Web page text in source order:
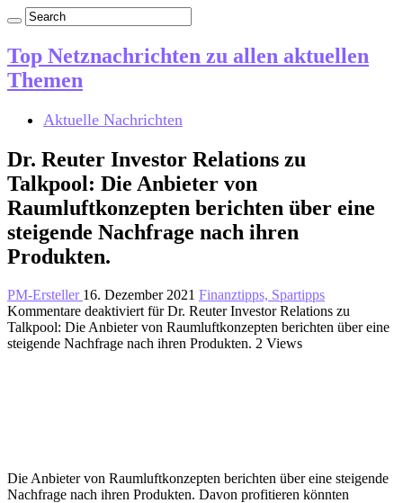
Top Netznachrichten zu allen aktuellen
Themen
Aktuelle Nachrichten
Dr. Reuter Investor Relations zu
Talkpool: Die Anbieter von
Raumluftkonzepten berichten über eine
steigende Nachfrage nach ihren
Produkten.
PM-Ersteller 16. Dezember 2021 Finanztipps, Spartipps
Kommentare deaktiviert für Dr. Reuter Investor Relations zu
Talkpool: Die Anbieter von Raumluftkonzepten berichten über eine
steigende Nachfrage nach ihren Produkten. 2 Views
Die Anbieter von Raumluftkonzepten berichten über eine steigende
Nachfrage nach ihren Produkten. Davon profitieren könnten